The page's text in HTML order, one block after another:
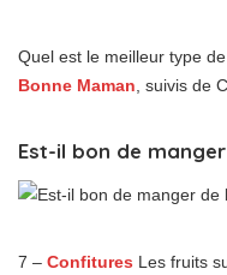
Quel est le meilleur type
Bonne Maman , suivis de
Est-il bon de
7 – Confitures Les fruits